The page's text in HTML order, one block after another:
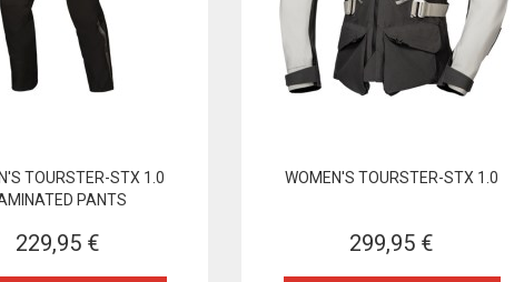
TOURSTER-STX 1.0
PANTS
229,95 €
WOMEN'S TOURSTER-STX 1.0
299,95 €